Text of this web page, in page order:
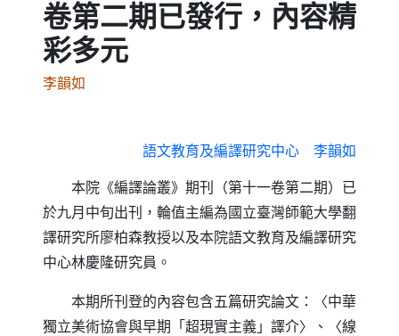
卷第二期已發行，內容精
彩多元
李韻如
語文教育及編譯研究中心 李韻如
本院《編譯論叢》期刊（第十一卷第二期）已
於九月中旬出刊，輪值主編為國立臺灣師範大學翻
譯研究所廖柏森教授以及本院語文教育及編譯研究
中心林慶隆研究員。
本期所刊登的內容包含五篇研究論文：〈中華
獨立美術協會與早期「超現實主義」譯介〉、〈線